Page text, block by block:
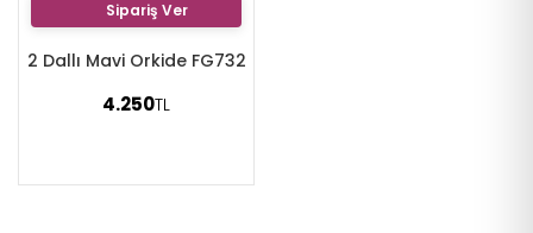
Sipariş Ver
2 Dallı Mavi Orkide FG732
4.250TL